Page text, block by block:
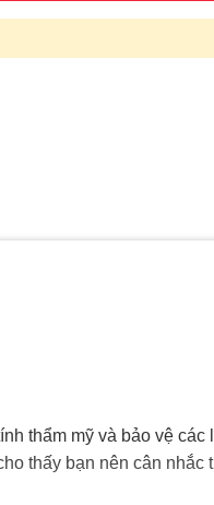
thẩm mỹ và bảo vệ các
thấy bạn nên cân nhắc